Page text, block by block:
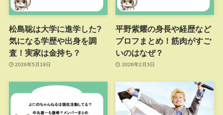
松島聡は大学に進学した?
気になる学歴や出身を調
査！実家は金持ち？
2026年5月19日
平野紫耀の身長や経歴など
プロフまとめ！筋肉がすご
いのはなぜ？
2026年2月3日